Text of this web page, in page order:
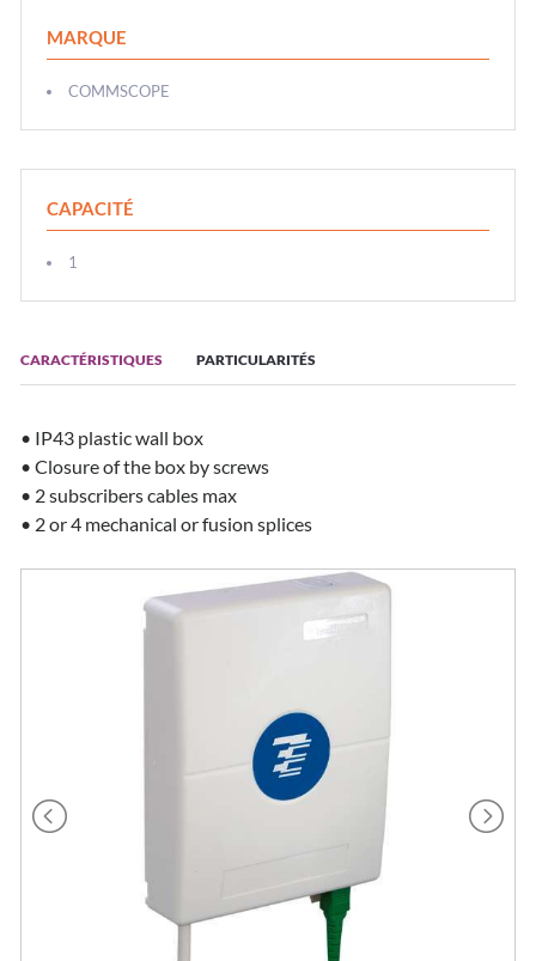
CARACTÉRISTIQUES PARTICULARITÉS
• IP43 plastic wall box
• Closure of the box by screws
• 2 subscribers cables max
• 2 or 4 mechanical or fusion splices
MARQUE
COMMSCOPE
CAPACITÉ
1